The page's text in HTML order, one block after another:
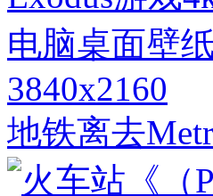
3840x2160
地铁离去